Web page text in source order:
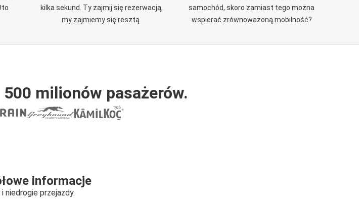
kilka sekund. Ty zajmij się rezerwacją,
my zajmiemy się resztą.
samochód, skoro zamiast tego można
wspierać zrównoważoną mobilność?
milionów pasażerów.
informacje
niedrogie przejazdy.